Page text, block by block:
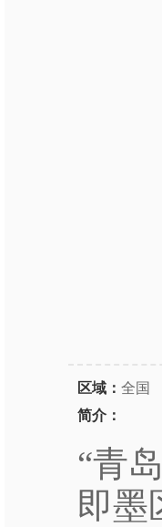
区域： 全国
简介：
“青
即墨